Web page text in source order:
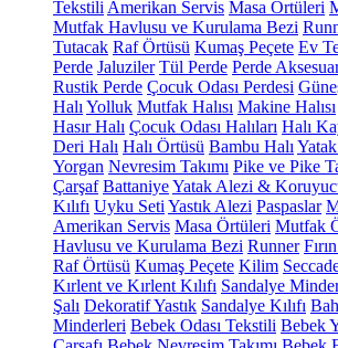
Tekstili Amerikan Servis Masa Örtüleri
Mutfak Havlusu ve Kurulama Bezi
Tutacak Raf Örtüsü Kumaş Peçete Ev
Perde Jaluziler Tül Perde Perde
Rustik Perde Çocuk Odası Perdesi
Halı Yolluk Mutfak Halısı Makine Halısı
Hasır Halı Çocuk Odası Halıları Halı
Deri Halı Halı Örtüsü Bambu Halı
Yorgan Nevresim Takımı Pike ve Pike
Çarşaf BattaniyeYatak Alezi &
Kılıfı Uyku Seti Yastık Alezi Paspaslar
Amerikan Servis Masa Örtüleri Mutfak
Havlusu ve Kurulama Bezi Runner
Raf Örtüsü Kumaş Peçete Kilim
Kırlent ve Kırlent Kılıfı Sandalye
Şalı Dekoratif Yastık Sandalye Kılıfı
Minderleri Bebek Odası Tekstili Bebek